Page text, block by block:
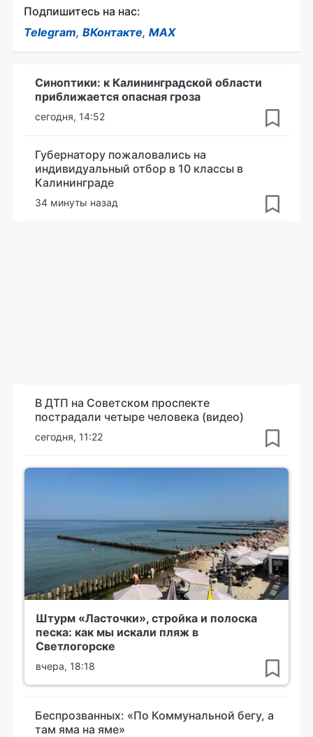
Подпишитесь на нас:
Telegram, ВКонтакте, MAX
Синоптики: к Калининградской области
приближается опасная гроза
сегодня, 14:52
Губернатору пожаловались на
индивидуальный отбор в 10 классы в
Калининграде
34 минуты назад
В ДТП на Советском проспекте
пострадали четыре человека (видео)
сегодня, 11:22
Штурм «Ласточки», стройка и полоска
песка: как мы искали пляж в
Светлогорске
вчера, 18:18
Беспрозванных: «По Коммунальной бегу, а
там яма на яме»